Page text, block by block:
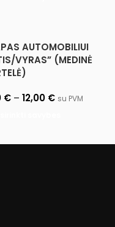
AUTOMOBILIUI
VYRAS” (MEDINĖ
€ – 12,00 € su PVM